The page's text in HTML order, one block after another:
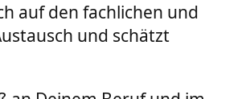
auf den fachlichen und
und schätzt